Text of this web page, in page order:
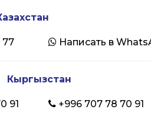
77 Написать в
Кыргызстан
91
+996 707 78 70 91